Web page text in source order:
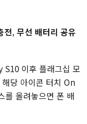
전, 무선 배터리 공유
S10 이후 플래그십 모
당 아이콘 터치 On
를 올려놓으면 폰 배